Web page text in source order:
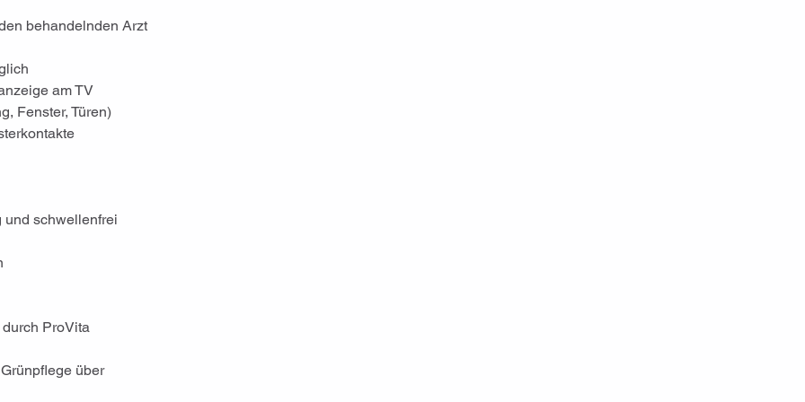
behandelnden Arzt
am TV
Fenster, Türen)
und schwellenfrei
ProVita
über